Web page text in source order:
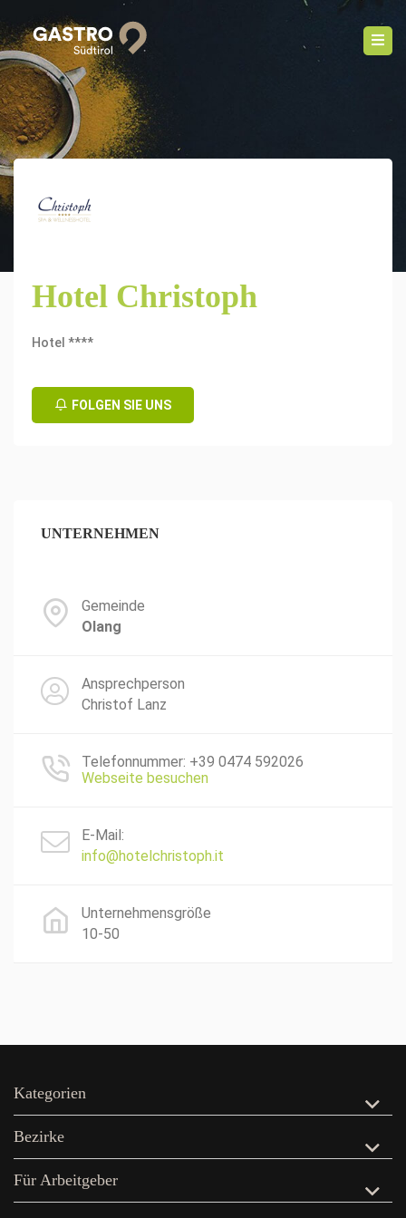
Hotel Christoph
Hotel ****
FOLGEN SIE UNS
UNTERNEHMEN
Gemeinde
Olang
Ansprechperson
Christof Lanz
Telefonnummer: +39 0474 592026
Webseite besuchen
E-Mail:
info@hotelchristoph.it
Unternehmensgröße
10-50
Kategorien
Bezirke
Für Arbeitgeber